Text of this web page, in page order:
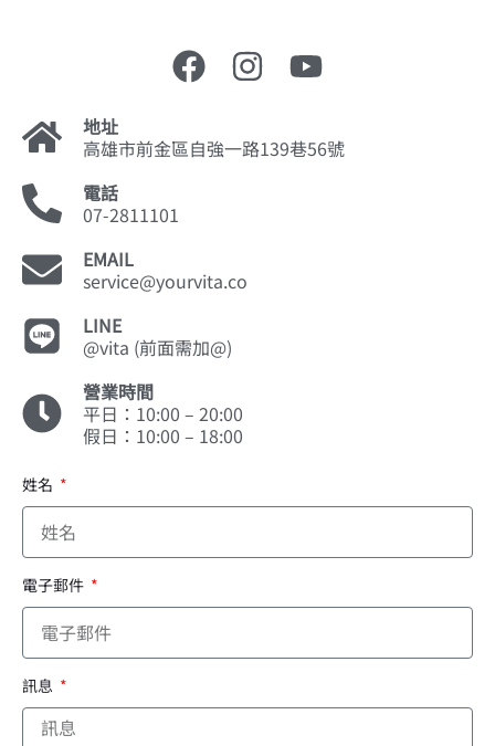
地址
高雄市前金區自強一路139巷56號
電話
07-2811101
EMAIL
service@yourvita.co
LINE
@vita (前面需加@)
營業時間
平日：10:00 – 20:00
假日：10:00 – 18:00
姓名
電子郵件
訊息